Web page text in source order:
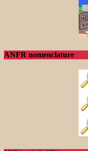
ANFR nomenclature